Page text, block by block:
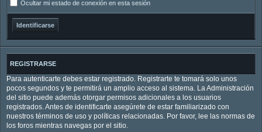
Ocultar mi estado de conexión en esta sesión
REGISTRARSE
Para autenticarte debes estar registrado. Registrarte te tomará solo unos
pocos segundos y te permitirá un amplio acceso al sistema. La Administración
del sitio puede además otorgar permisos adicionales a los usuarios
registrados. Antes de identificarte asegúrete de estar familiarizado con
nuestros términos de uso y políticas relacionadas. Por favor, lee las normas de
los foros mientras navegas por el sitio.